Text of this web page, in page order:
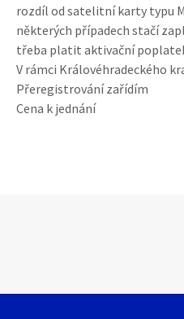
rozdíl od satelitní karty typu
některých případech stačí
třeba platit aktivační
V rámci Královéhradeckého
Přeregistrování zařídím
Cena k jednání